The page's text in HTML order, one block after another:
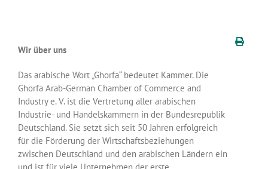
Wir über uns
Das arabische Wort „Ghorfa“ bedeutet Kammer. Die
Ghorfa Arab-German Chamber of Commerce and
Industry e. V. ist die Vertretung aller arabischen
Industrie- und Handelskammern in der Bundesrepublik
Deutschland. Sie setzt sich seit 50 Jahren erfolgreich
für die Förderung der Wirtschaftsbeziehungen
zwischen Deutschland und den arabischen Ländern ein